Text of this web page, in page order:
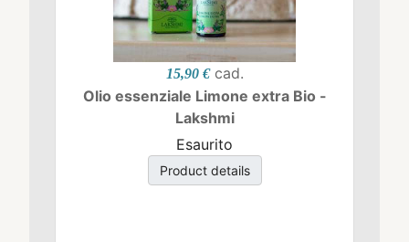
15,90 € cad.
Olio essenziale Limone extra Bio -
Lakshmi
Esaurito
Product details